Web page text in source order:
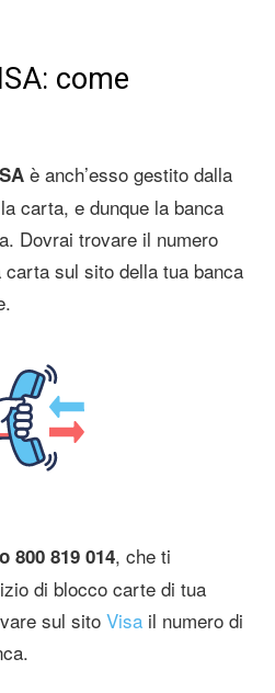
come
è anch’esso gestito dalla
carta, e dunque la banca
Dovrai trovare il numero
sul sito della tua banca
800 819 014, che ti
di blocco carte di tua
sul sito Visa il numero di